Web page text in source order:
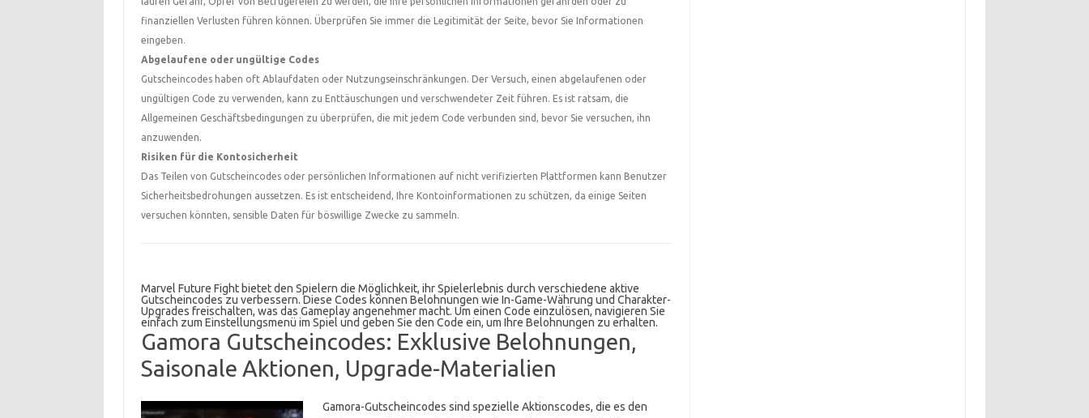
finanziellen Verlusten führen können. Überprüfen Sie immer die Legitimität der Seite, bevor Sie Informationen
eingeben.
Abgelaufene oder ungültige Codes
Gutscheincodes haben oft Ablaufdaten oder Nutzungseinschränkungen. Der Versuch, einen abgelaufenen oder
ungültigen Code zu verwenden, kann zu Enttäuschungen und verschwendeter Zeit führen. Es ist ratsam, die
Allgemeinen Geschäftsbedingungen zu überprüfen, die mit jedem Code verbunden sind, bevor Sie versuchen, ihn
anzuwenden.
Risiken für die Kontosicherheit
Das Teilen von Gutscheincodes oder persönlichen Informationen auf nicht verifizierten Plattformen kann Benutzer
Sicherheitsbedrohungen aussetzen. Es ist entscheidend, Ihre Kontoinformationen zu schützen, da einige Seiten
versuchen könnten, sensible Daten für böswillige Zwecke zu sammeln.
Marvel Future Fight bietet den Spielern die Möglichkeit, ihr Spielerlebnis durch verschiedene aktive
Gutscheincodes zu verbessern. Diese Codes können Belohnungen wie In-Game-Währung und Charakter-
Upgrades freischalten, was das Gameplay angenehmer macht. Um einen Code einzulösen, navigieren Sie
einfach zum Einstellungsmenü im Spiel und geben Sie den Code ein, um Ihre Belohnungen zu erhalten.
Gamora Gutscheincodes: Exklusive Belohnungen,
Saisonale Aktionen, Upgrade-Materialien
Gamora-Gutscheincodes sind spezielle Aktionscodes, die es den